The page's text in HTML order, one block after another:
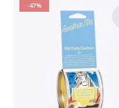
sur
la
page
du
produit
-47%